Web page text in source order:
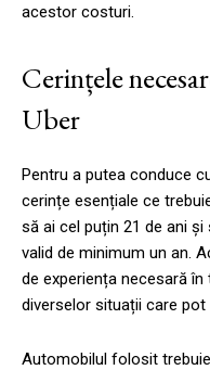
acestor costuri.
Cerințele
Uber
Pentru a putea conduce
cerințe esențiale ce
să ai cel puțin 21 de ani
valid de minimum un an.
de experiența necesară
diverselor situații care
Automobilul folosit